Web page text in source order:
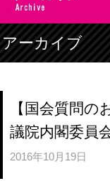
アーカイブ
【国会質問の
議院内閣委員
2016年10月19日